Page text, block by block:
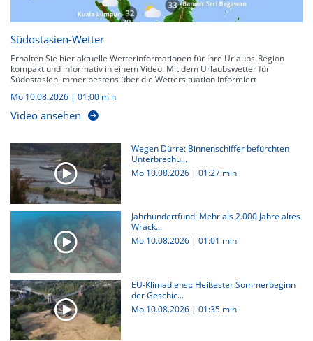
Südostasien-Wetter
Erhalten Sie hier aktuelle Wetterinformationen für Ihre Urlaubs-Region
kompakt und informativ in einem Video. Mit dem Urlaubswetter für
Südostasien immer bestens über die Wettersituation informiert
Mo 10.08.2026 | 01:00 min
Video ansehen
Wegen Dürre: Binnenschiffer befürchten
Unterbrechu...
Mo 10.08.2026 |01:27 min
Jahrhundertfund: Mehr als 2.000 Jahre altes
Wrack...
Mo 10.08.2026 |01:01 min
EU-Klimadienst: Heißester Sommerbeginn
der Geschic...
Mo 10.08.2026 |01:35 min